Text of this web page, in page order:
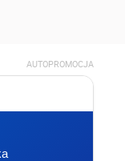
AUTOPROMOCJA